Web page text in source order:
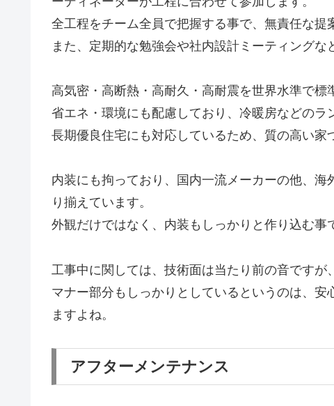
全工程をチーム全員で把握する事で、無責任な提
また、定期的な勉強会や社内設計ミーティングな
高気密・高断熱・高耐久・高耐震を世界水準で標
省エネ・環境にも配慮しており、冷暖房などのラ
長期優良住宅にも対応しているため、質の高い家
内装にも拘っており、国内一流メーカーの他、
り揃えています。
外観だけではなく、内装もしっかりと作り込む事
工事中に関しては、技術面は当たり前の音ですが
マナー部分もしっかりとしているというのは、
ますよね。
アフターメンテナンス